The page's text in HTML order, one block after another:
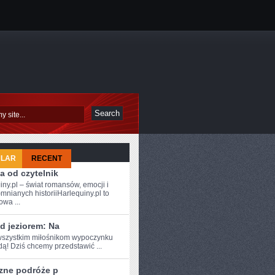
RECENT
od czytelnik
– świat romansów, emocji i
historiiHarlequiny.pl to
...
jeziorem: Na
⁤miłośnikom wypoczynku
Dziś⁣ chcemy przedstawić ...
podróże p